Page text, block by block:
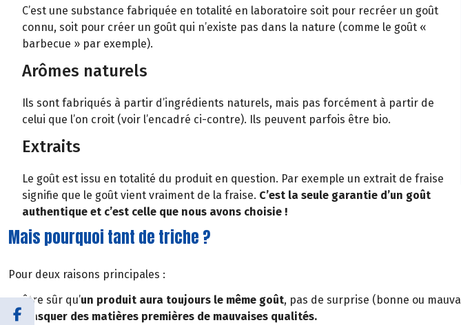
C’est une substance fabriquée en totalité en laboratoire soit pour recréer un goût
connu, soit pour créer un goût qui n’existe pas dans la nature (comme le goût «
barbecue » par exemple).
Arômes naturels
Ils sont fabriqués à partir d’ingrédients naturels, mais pas forcément à partir de
celui que l’on croit (voir l’encadré ci-contre). Ils peuvent parfois être bio.
Extraits
Le goût est issu en totalité du produit en question. Par exemple un extrait de fraise
signifie que le goût vient vraiment de la fraise. C’est la seule garantie d’un goût
authentique et c’est celle que nous avons choisie !
Mais pourquoi tant de triche ?
Pour deux raisons principales :
être sûr qu’un produit aura toujours le même goût, pas de surprise (bonne ou
masquer des matières premières de mauvaises qualités.